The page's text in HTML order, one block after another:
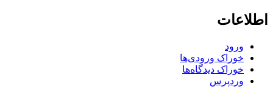
اطلاعات
ورود
خوراک ورودی‌ها
خوراک دیدگاه‌ها
وردپرس